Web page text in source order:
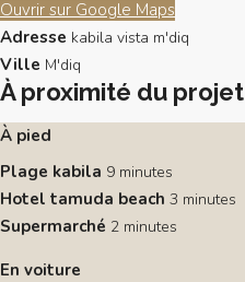
Ouvrir sur Google Maps
Adresse kabila vista m'diq
Ville M'diq
À proximité du projet
À pied
Plage kabila 9 minutes
Hotel tamuda beach 3 minutes
Supermarché 2 minutes
En voiture